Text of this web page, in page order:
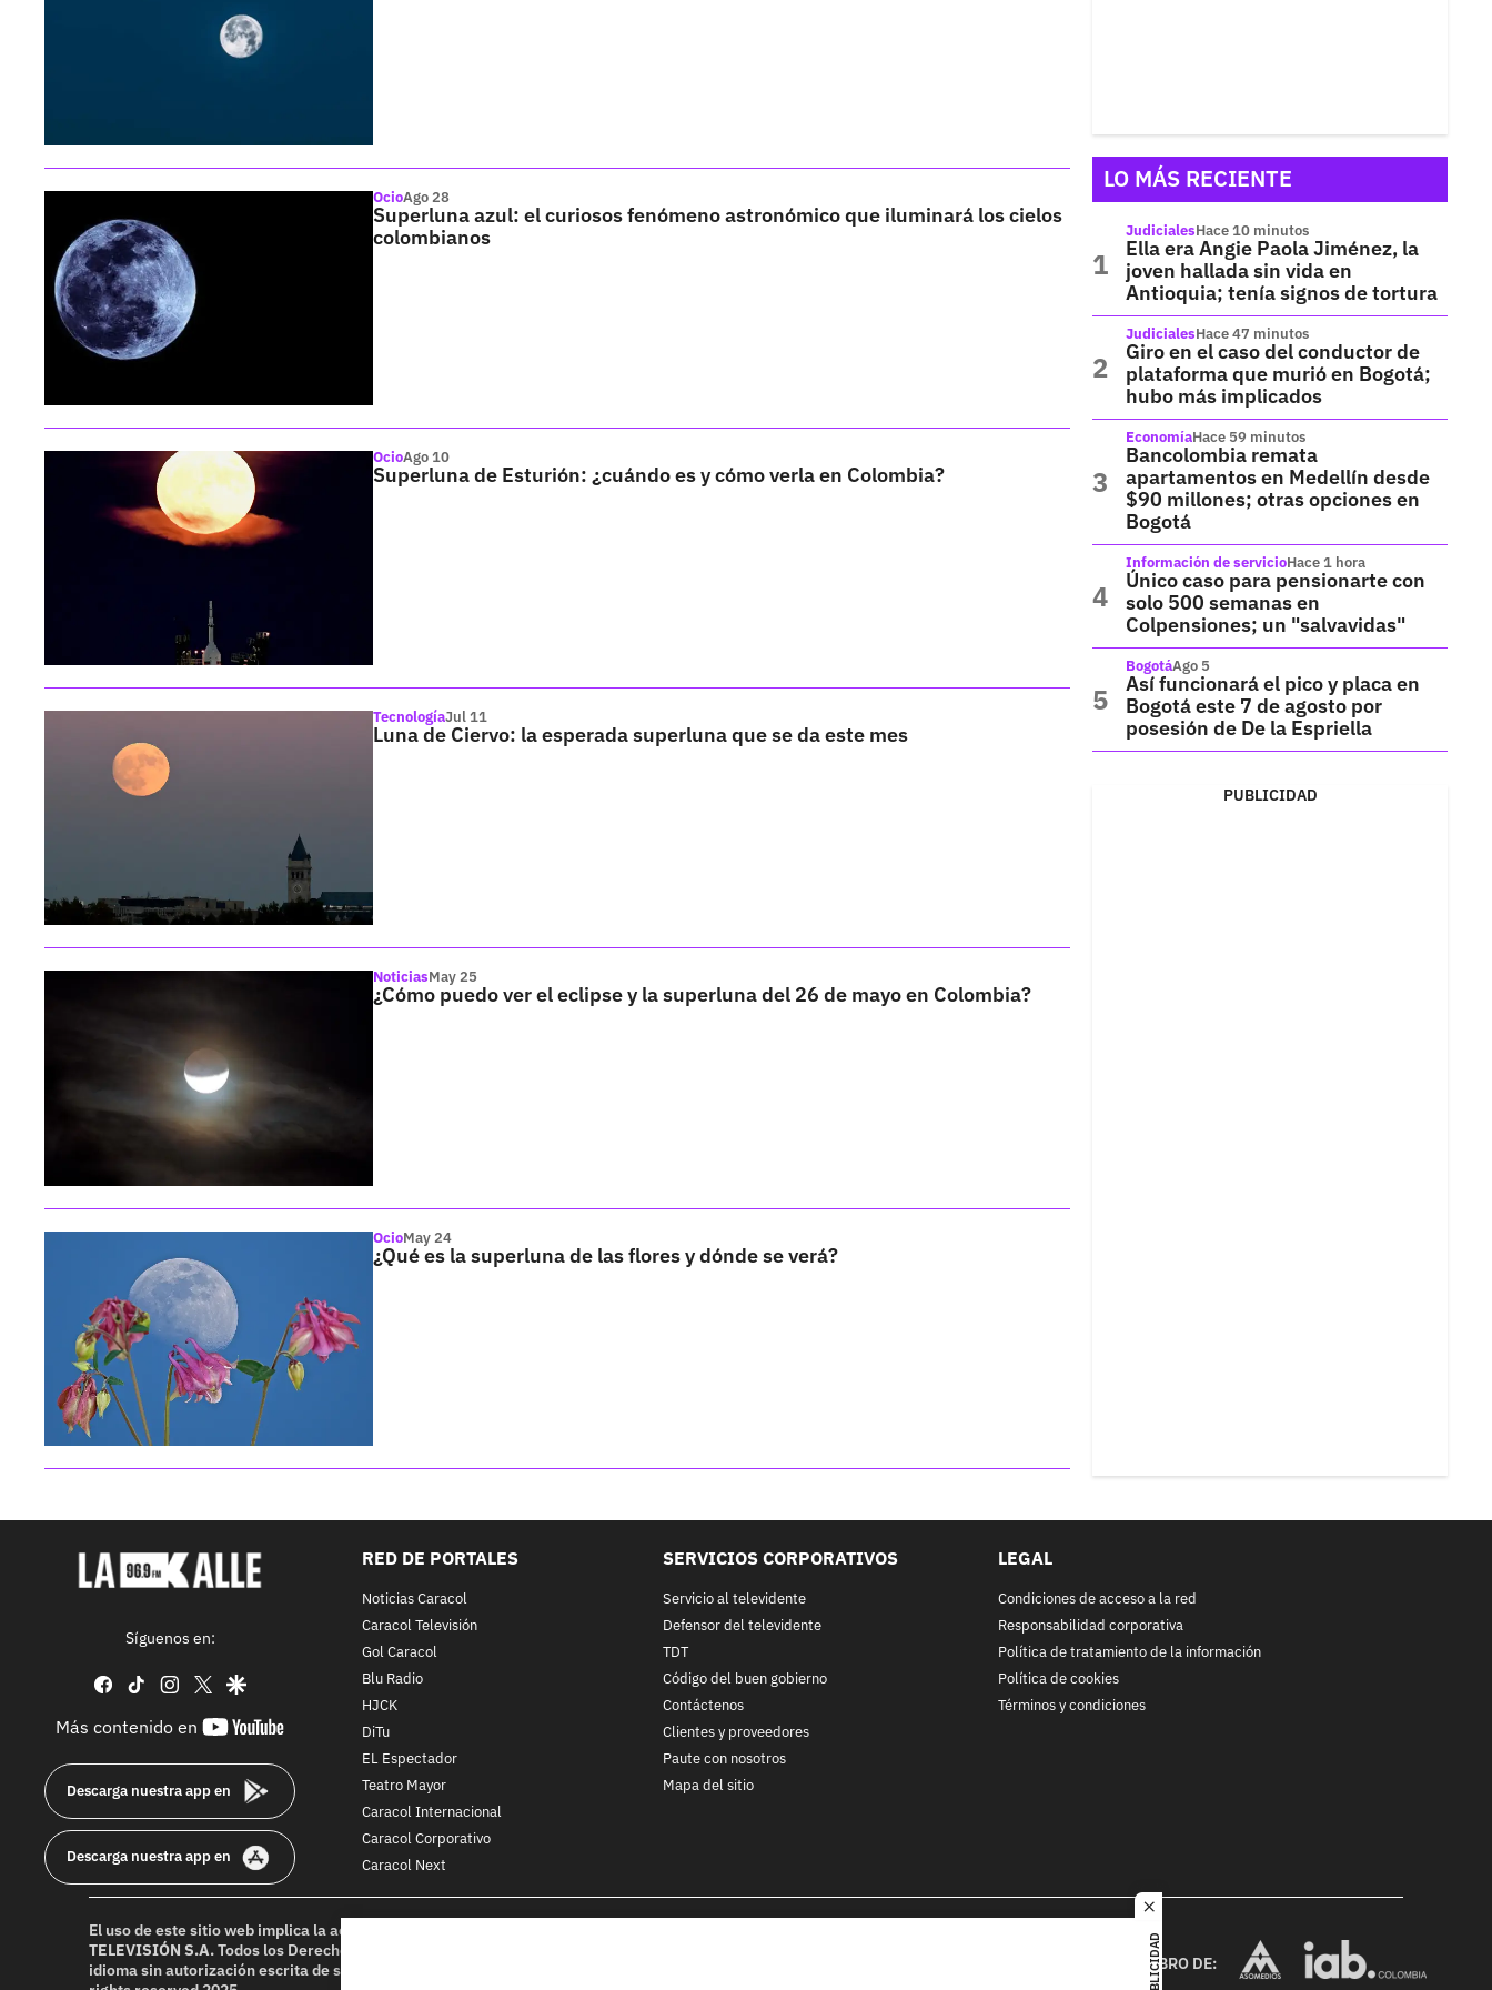
close
PUBLICIDAD
OcioAgo 28
Superluna azul: el curiosos fenómeno astronómico que iluminará los cielos
colombianos
OcioAgo 10
Superluna de Esturión: ¿cuándo es y cómo verla en Colombia?
TecnologíaJul 11
Luna de Ciervo: la esperada superluna que se da este mes
NoticiasMay 25
¿Cómo puedo ver el eclipse y la superluna del 26 de mayo en Colombia?
OcioMay 24
¿Qué es la superluna de las flores y dónde se verá?
LO MÁS RECIENTE
JudicialesHace 10 minutos
Ella era Angie Paola Jiménez, la
joven hallada sin vida en
Antioquia; tenía signos de tortura
JudicialesHace 47 minutos
Giro en el caso del conductor de
plataforma que murió en Bogotá;
hubo más implicados
EconomíaHace 59 minutos
Bancolombia remata
apartamentos en Medellín desde
$90 millones; otras opciones en
Bogotá
Información de servicioHace 1 hora
Único caso para pensionarte con
solo 500 semanas en
Colpensiones; un "salvavidas"
BogotáAgo 5
Así funcionará el pico y placa en
Bogotá este 7 de agosto por
posesión de De la Espriella
PUBLICIDAD
Síguenos en:
facebook
tiktok instagram
twittergoogle
Más contenido en
youtube-
Descarga nuestra app en
Descarga nuestra app en
RED DE PORTALES
Noticias Caracol
Caracol Televisión
Gol Caracol
Blu Radio
HJCK
DiTu
EL Espectador
Teatro Mayor
Caracol Internacional
Caracol Corporativo
Caracol Next
SERVICIOS CORPORATIVOS
Servicio al televidente
Defensor del televidente
TDT
Código del buen gobierno
Contáctenos
Clientes y proveedores
Paute con nosotros
Mapa del sitio
LEGAL
Condiciones de acceso a la red
Responsabilidad corporativa
Política de tratamiento de la información
Política de cookies
Términos y condiciones
El uso de este sitio web implica la aceptación de los
TELEVISIÓN S.A.Todos los Derechos Reservados D.R.A. Prohibida su reproducción total o parcial, así como su traducción a cualquier
idioma sin autorización escrita de su titular. Reproduction in whole or in part, or translation without written permission is prohibited. All
MIEMBRO DE: